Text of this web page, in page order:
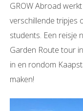
GROW Abroad
verschillende tripjes
students. Een reisje
Garden Route tour
in en rondom
maken!